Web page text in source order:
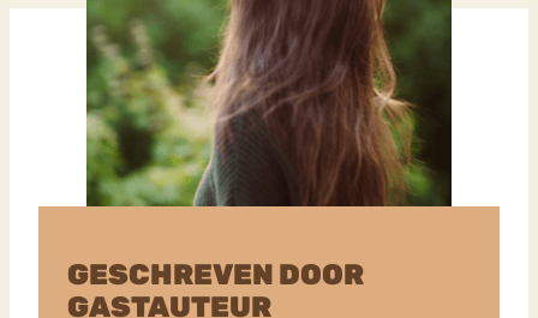
GESCHREVEN DOOR
GASTAUTEUR